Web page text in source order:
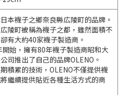
本襪子之鄉奈良縣広陵町的品牌。
陵町被稱為襪子之都，雖然面積不
有大約40家襪子製造商。
開始，擁有80年襪子製造商昭和大
司推出了自己的品牌OLENO。
積累的技術，OLENO不僅提供襪
繼續提供貼近各種生活方式的商